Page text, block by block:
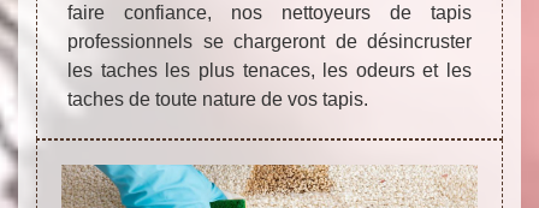
faire confiance, nos nettoyeurs de tapis
professionnels se chargeront de désincruster
les taches les plus tenaces, les odeurs et les
taches de toute nature de vos tapis.